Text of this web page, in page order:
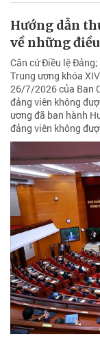
Hướng dẫn
về những
Căn cứ Điều lệ
Trung ương khóa
26/7/2026 của Ban
đảng viên không
ương đã ban hành
đảng viên không